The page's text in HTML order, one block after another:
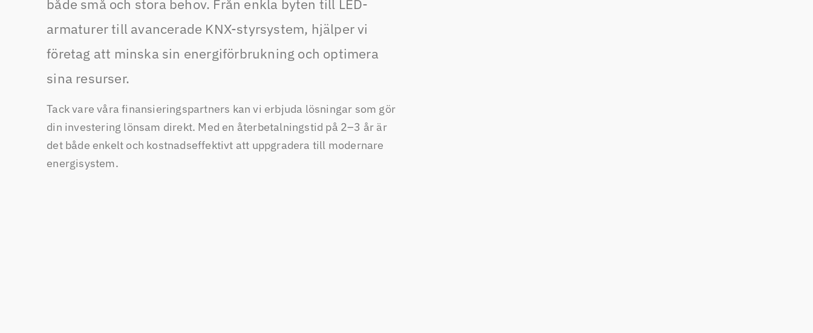
både små och stora behov. Från enkla byten till LED-
armaturer till avancerade KNX-styrsystem, hjälper vi
företag att minska sin energiförbrukning och optimera
sina resurser.
Tack vare våra finansieringspartners kan vi erbjuda lösningar som gör
din investering lönsam direkt. Med en återbetalningstid på 2–3 år är
det både enkelt och kostnadseffektivt att uppgradera till modernare
energisystem.